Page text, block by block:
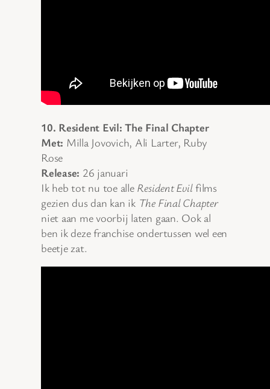
10. Resident Evil: The Final Chapter
Met: Milla Jovovich, Ali Larter, Ruby
Rose
Release: 26 januari
Ik heb tot nu toe alle Resident Evilfilms
gezien dus dan kan ik The Final Chapter
niet aan me voorbij laten gaan. Ook al
ben ik deze franchise ondertussen wel een
beetje zat.